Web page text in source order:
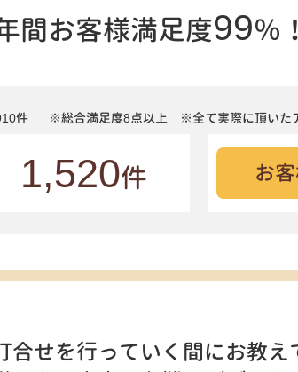
間お客様満足度99％！
件 ※総合満足度8点以上 ※全て実際に頂いた
1,520件 お
せを行っていく間にお教え